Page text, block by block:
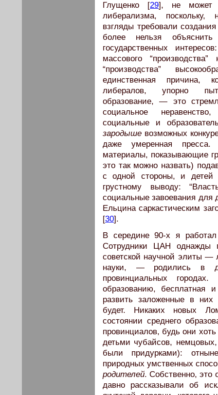
Глущенко [29], не может
либерализма, поскольку,
взгляды требовали
более нельзя
государственных
массового
“производства”
единственная причина,
либералов, упорно
образование, — это
социальное
социальные и
зародыше возможных
даже умеренная пресса.
материалы, показывающие
это так можно назвать)
с одной стороны, и
грустному выводу:
социальные завоевания для
Ельцина саркастическим
[30].
В середине 90-х я
Сотрудники ЦАН однажды
советской научной элиты —
науки, — родились в
провинциальных
образованию, бесплатная
развить заложенные в
будет. Никаких новых
состоянии среднего
провинциалов, будь они
детьми чубайсов,
были придурками):
природных умственных
родителей. Собственно, это
давно рассказывали об